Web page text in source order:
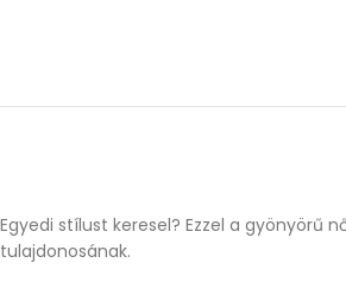
Egyedi stílust keresel? Ezzel a
tulajdonosának.